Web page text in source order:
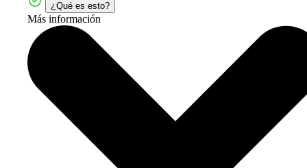
¿Qué es esto?
Más información